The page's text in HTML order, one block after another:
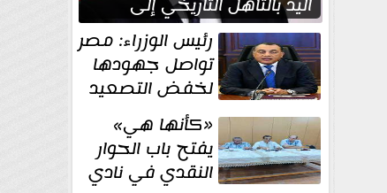
نصف نهائي كأس العالم
رئيس الوزراء: مصر
تواصل جهودها
لخفض التصعيد
والحفاظ على
الاستقرار الإقليمي«كأنها هي»
يفتح باب الحوار
النقدي في نادي